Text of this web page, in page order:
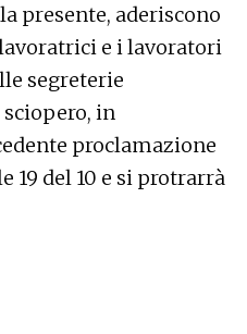
presente, aderiscono
e i lavoratori
segreterie
in
proclamazione
del 10 e si protrarrà